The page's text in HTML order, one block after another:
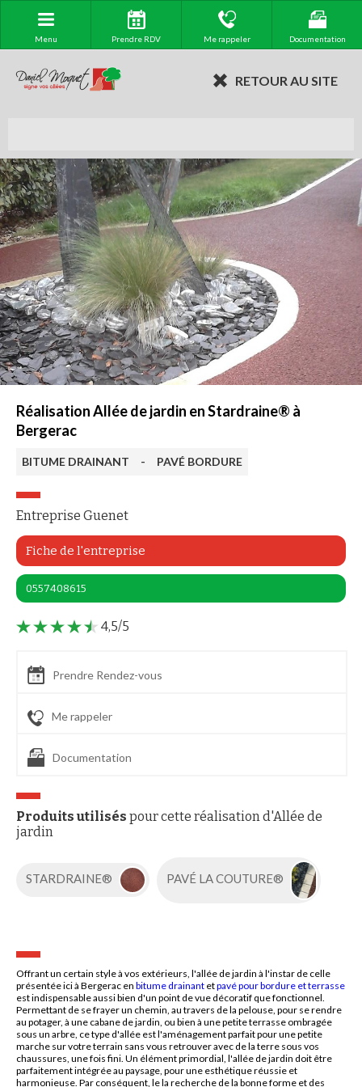
Menu Prendre RDV Me rappeler Documentation
RETOUR AU SITE
Réalisation Allée de jardin en Stardraine® à
Bergerac
BITUME DRAINANT - PAVÉ BORDURE
Entreprise Guenet
Fiche de l'entreprise
0557408615
4,5/5
Prendre Rendez-vous
Me rappeler
Documentation
Produits utilisés pour cette réalisation d'Allée de
jardin
STARDRAINE® PAVÉ LA COUTURE®
Offrant un certain style à vos extérieurs, l'allée de jardin à l'instar de celle
présentée ici à Bergerac en bitume drainant etpavé pour bordure et terrasse
est indispensable aussi bien d'un point de vue décoratif que fonctionnel.
Permettant de se frayer un chemin, au travers de la pelouse, pour se rendre
au potager, à une cabane de jardin, ou bien à une petite terrasse ombragée
sous un arbre, ce type d'allée est l'aménagement parfait pour une petite
marche sur votre terrain sans vous retrouver avec de la terre sous vos
chaussures, une fois fini. Un élément primordial, l'allée de jardin doit être
parfaitement intégrée au paysage, pour une esthétique réussie et
harmonieuse. Par conséquent, le la recherche de la bonne forme et des